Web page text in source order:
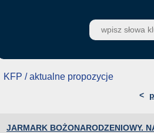
KFP / aktualne propozycje
<
JARMARK BOŻONARODZENIOWY.